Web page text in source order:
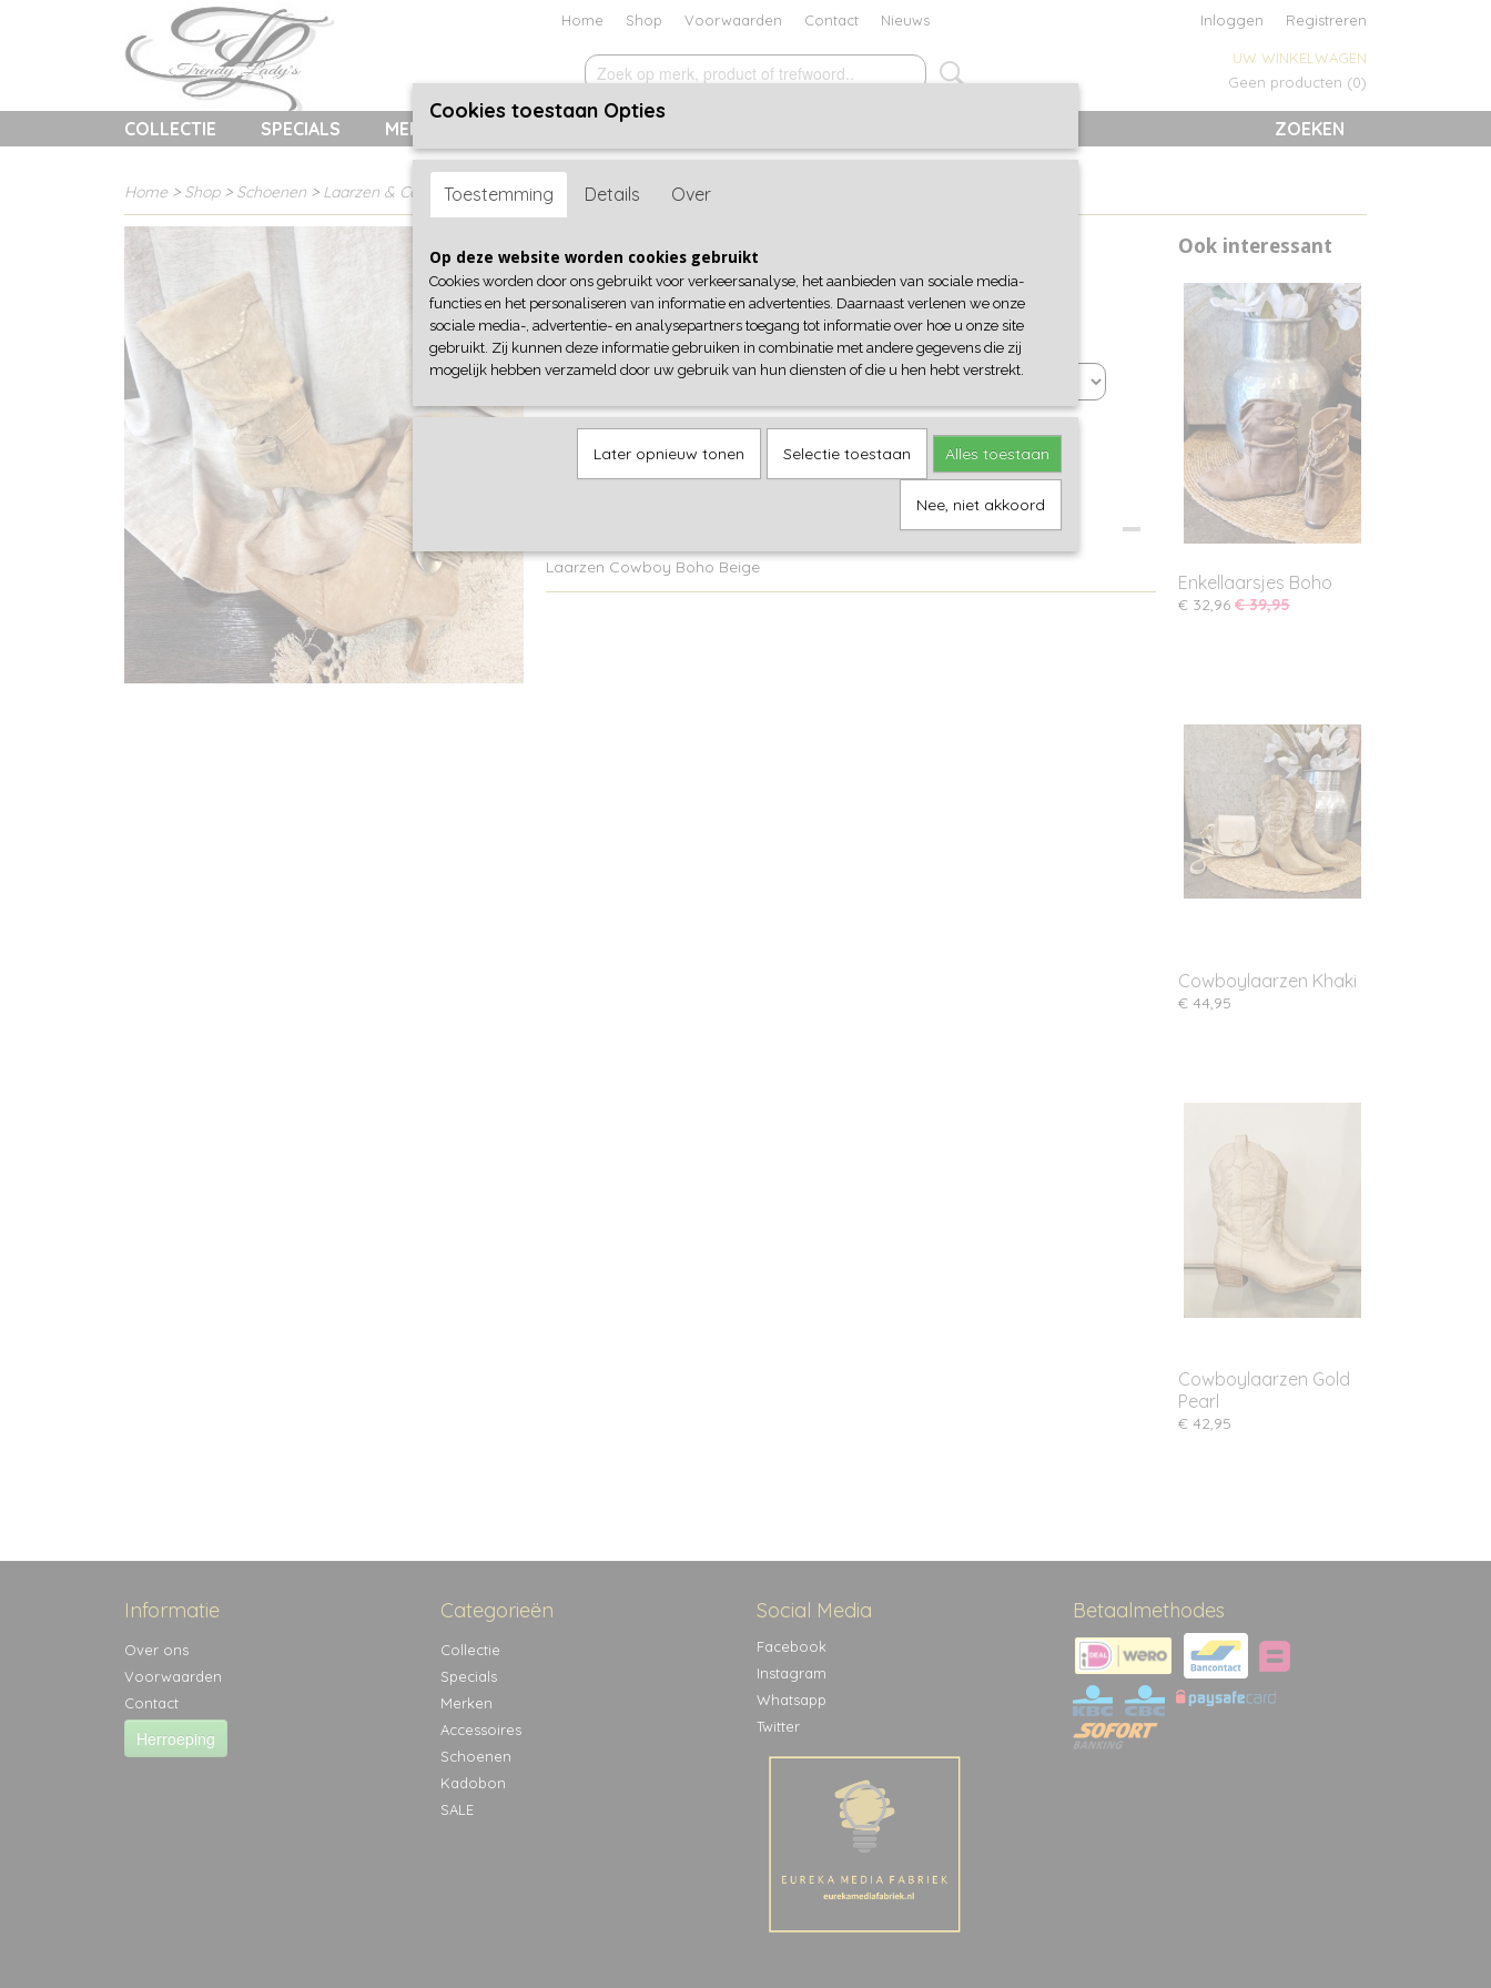
Home Shop Voorwaarden Contact Nieuws Inloggen Registreren
UW WINKELWAGEN
Geen producten (0)
ZOEKEN
COLLECTIE SPECIALS MERKEN
Home > Shop> Schoenen > Laarzen & Cowboylaarzen> Laarzen Cowboy Boho Beige
Laarzen Cowboy Boho Beige
€ 42,95 (inclusief btw 21%)
Maat Aantal
IN WINKELWAGEN
Laarzen Cowboy Boho Beige
Ook interessant
Enkellaarsjes Boho
€ 32,96 € 39,95
Cowboylaarzen Khaki
€ 44,95
Cowboylaarzen Gold
Pearl
€ 42,95
Informatie
Over ons
Voorwaarden
Contact
Herroeping
Categorieën
Collectie
Specials
Merken
Accessoires
Schoenen
Kadobon
SALE
Social Media
Facebook
Instagram
Whatsapp
Twitter
Betaalmethodes
Cookies toestaan Opties
Toestemming Details Over
Op deze website worden cookies gebruikt
Cookies worden door ons gebruikt voor verkeersanalyse, het aanbieden van sociale media-
functies en het personaliseren van informatie en advertenties. Daarnaast verlenen we onze
sociale media-, advertentie- en analysepartners toegang tot informatie over hoe u onze site
gebruikt. Zij kunnen deze informatie gebruiken in combinatie met andere gegevens die zij
mogelijk hebben verzameld door uw gebruik van hun diensten of die u hen hebt verstrekt.
Later opnieuw tonen Selectie toestaan Alles toestaan
Nee, niet akkoord